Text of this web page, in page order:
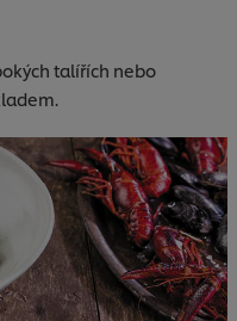
talířích nebo